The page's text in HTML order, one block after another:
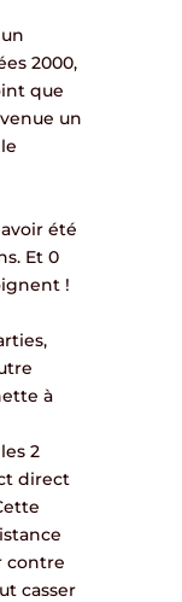
2000,
que
un
été
Et 0
!
à
2
direct
contre
casser